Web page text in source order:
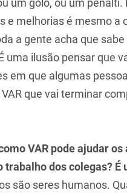
um golo, ou um penálti.
e melhorias é mesmo a
a gente acha que
uma ilusão pensar que
em que algumas
que vai terminar
VAR pode ajudar
dos colegas?
são seres humanos.